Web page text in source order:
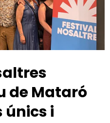
de Mataró
únics i